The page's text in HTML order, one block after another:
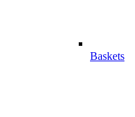
Baskets